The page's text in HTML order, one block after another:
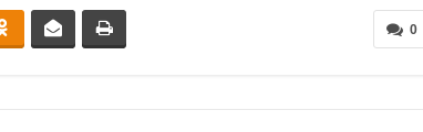
0